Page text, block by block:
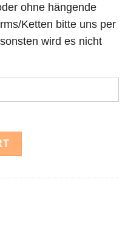
ohne hängende
Ketten bitte uns per
wird es nicht
evil eye quantity